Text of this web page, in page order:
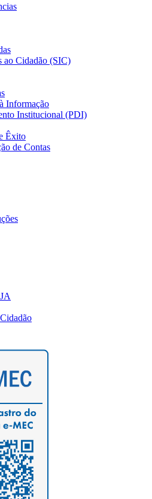
ao Cidadão (SIC)
Informação
Institucional (PDI)
Êxito
de Contas